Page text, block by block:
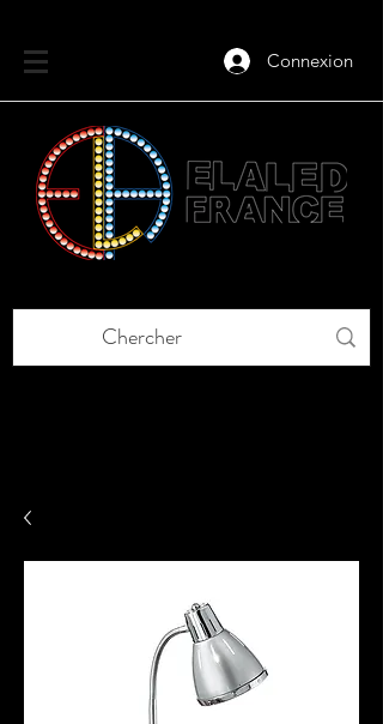
Connexion